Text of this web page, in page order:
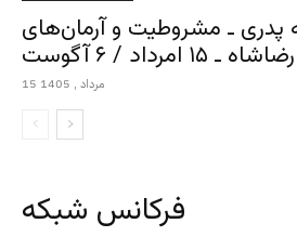
پدری ـ مشروطیت و آرمان‌های
رضاشاه ـ ۱۵ امرداد / ۶ آگوست
15 مرداد , 1405
فرکانس شبکه